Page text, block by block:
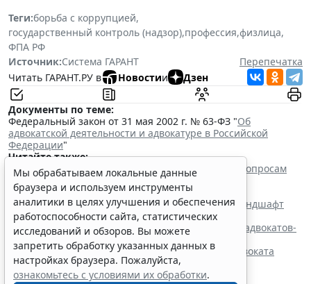
Теги:борьба с коррупцией,
государственный контроль (надзор),профессия,физлица,
ФПА РФ
Источник:Система ГАРАНТ
Перепечатка
Читать ГАРАНТ.РУ в
Новостии Дзен
Документы по теме:
Федеральный закон от 31 мая 2002 г. № 63-ФЗ "Об
адвокатской деятельности и адвокатуре в Российской
Федерации"
Читайте также:
Совет ФПА РФ утвердил новые разъяснения по вопросам
адвокатской деятельности
Мирный порядок: зачем адвокатам становиться
медиаторами и как новый реестр ФПА меняет ландшафт
внесудебного урегулирования споров
Совет ФПА установил порядок ведения перечня адвокатов-
медиаторов
Норму АПК РФ о подтверждении полномочий адвоката
собираются конкретизировать
Мы обрабатываем локальные данные
браузера и используем инструменты
аналитики в целях улучшения и обеспечения
работоспособности сайта, статистических
исследований и обзоров. Вы можете
запретить обработку указанных данных в
настройках браузера. Пожалуйста,
ознакомьтесь с условиями их обработки.